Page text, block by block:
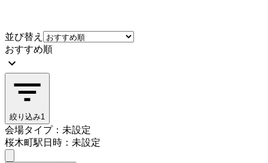
並び替え
おすすめ順
絞り込み1
会場タイプ：未設定
桜木町駅日時：未設定